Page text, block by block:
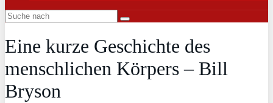
Eine kurze Geschichte des
menschlichen Körpers – Bill
Bryson